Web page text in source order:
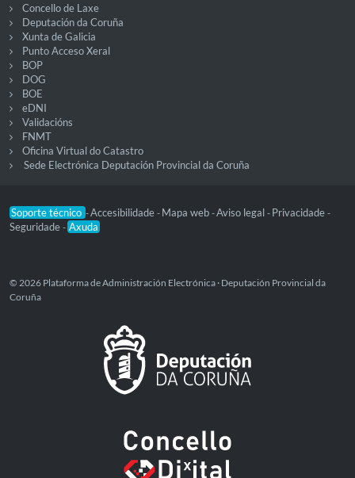
Concello de Laxe
Deputación da Coruña
Xunta de Galicia
Punto Acceso Xeral
BOP
DOG
BOE
eDNI
Validacións
FNMT
Oficina Virtual do Catastro
Sede Electrónica Deputación Provincial da Coruña
Soporte técnico -Accesibilidade - Mapa web -Aviso legal - Privacidade -
Seguridade - Axuda
© 2026 Plataforma de Administración Electrónica · Deputación Provincial da
Coruña